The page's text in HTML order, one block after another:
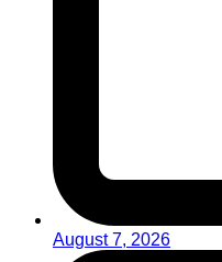
August 7, 2026